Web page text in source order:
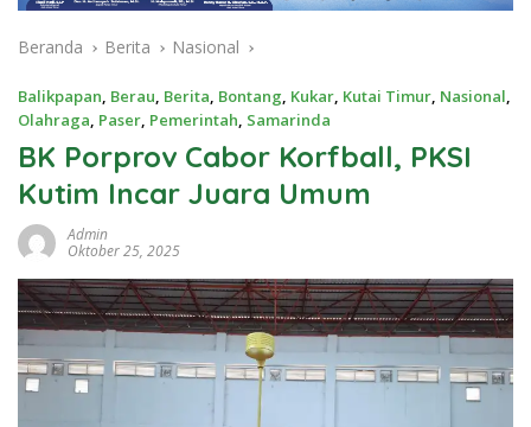
Beranda Berita Nasional
Balikpapan, Berau, Berita, Bontang, Kukar, Kutai Timur, Nasional,
Olahraga, Paser, Pemerintah, Samarinda
BK Porprov Cabor Korfball, PKSI
Kutim Incar Juara Umum
Admin
Oktober 25, 2025